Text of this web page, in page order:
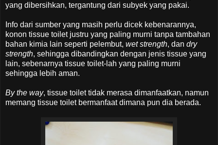
yang dibersihkan, tergantung dari subyek yang pakai.
Info dari sumber yang masih perlu dicek kebenarannya,
konon tissue toilet justru yang paling murni tanpa tambahan
bahan kimia lain seperti pelembut, wet strength, dan dry
strength, sehingga dibandingkan dengan jenis tissue yang
lain, sebenarnya tissue toilet-lah yang paling murni
sehingga lebih aman.
By the way, tissue toilet tidak merasa dimanfaatkan, namun
memang tissue toilet bermanfaat dimana pun dia berada.